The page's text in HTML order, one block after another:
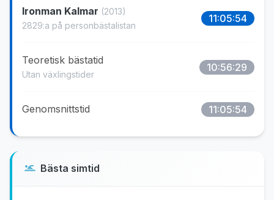
Ironman Kalmar (2013)
2829:a på personbästalistan
11:05:54
Teoretisk bästatid
Utan växlingstider
10:56:29
Genomsnittstid 11:05:54
Bästa simtid